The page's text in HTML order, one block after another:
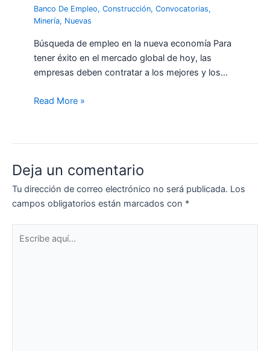
Banco De Empleo,Construcción,Convocatorias,
Minería, Nuevas
Búsqueda de empleo en la nueva economía Para
tener éxito en el mercado global de hoy, las
empresas deben contratar a los mejores y los…
Read More »
Deja un comentario
Tu dirección de correo electrónico no será publicada. Los
campos obligatorios están marcados con *
aquí...